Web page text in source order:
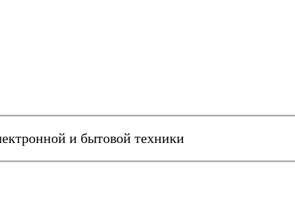
и бытовой техники